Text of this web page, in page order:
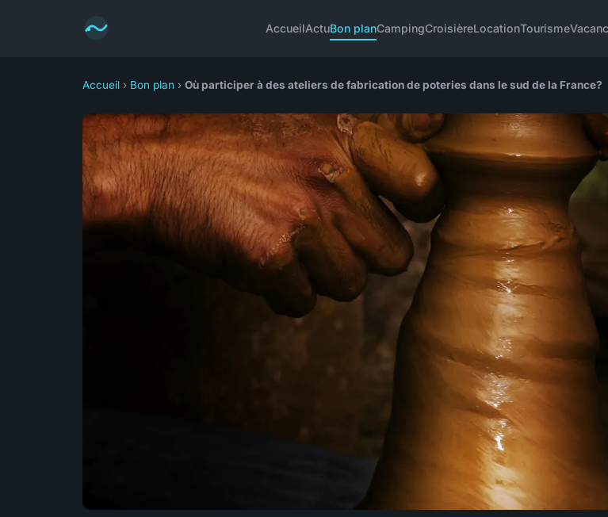
AccueilActuBon planCampingCroisièreLocationTourisme
Accueil › Bon plan › Où participer à des ateliers de fabrication de poteries dans le sud de la France?